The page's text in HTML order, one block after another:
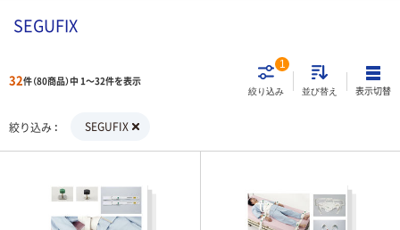
SEGUFIX
32件（80商品）中 1～32件を表示
絞り込み
1
並び替え 表示切替
絞り込み SEGUFIX